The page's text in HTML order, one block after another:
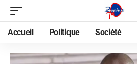
Accueil Politique Société